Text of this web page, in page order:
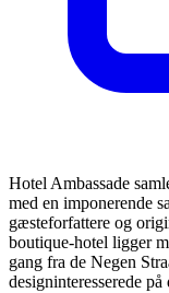
Hotel Ambassade
med en imponerende
gæsteforfattere og
boutique-hotel ligger
gang fra de Negen
designinteresserede